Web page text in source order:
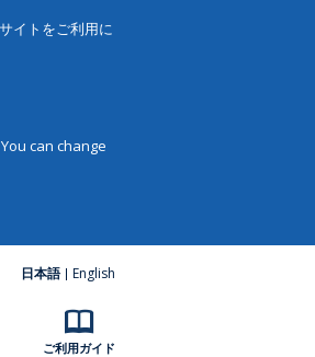
イトをご利用に
can change
日本語 English
ご利用ガイド